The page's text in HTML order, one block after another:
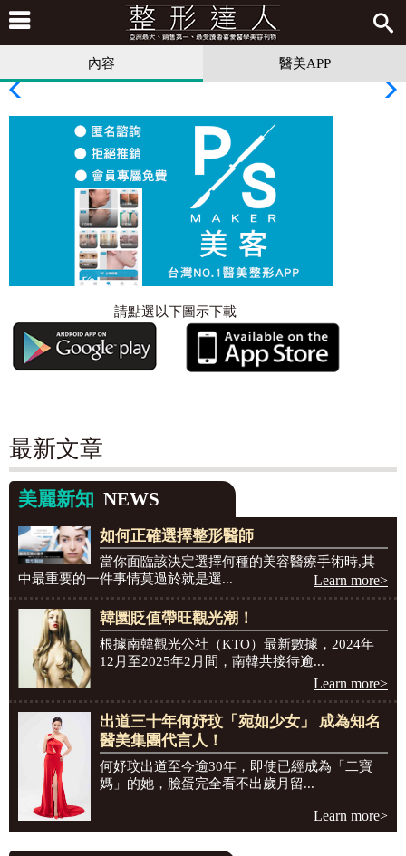
內容 醫美APP
請點選以下圖示下載
最新文章
美麗新知 NEWS
如何正確選擇整形醫師
當你面臨該決定選擇何種的美容醫療手術時,其
中最重要的一件事情莫過於就是選...
Learn more>
韓圜貶值帶旺觀光潮！
根據南韓觀光公社（KTO）最新數據，2024年
12月至2025年2月間，南韓共接待逾...
Learn more>
出道三十年何妤玟「宛如少女」 成為知名
醫美集團代言人！
何妤玟出道至今逾30年，即使已經成為「二寶
媽」的她，臉蛋完全看不出歲月留...
Learn more>